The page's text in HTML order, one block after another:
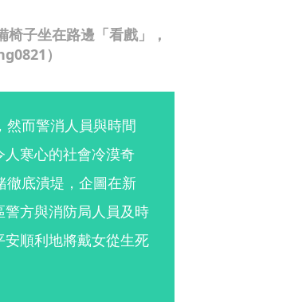
子坐在路邊「看戲」，
）
然而警消人員與時間
寒心的社會冷漠奇
徹底潰堤，企圖在新
方與消防局人員及時
順利地將戴女從生死